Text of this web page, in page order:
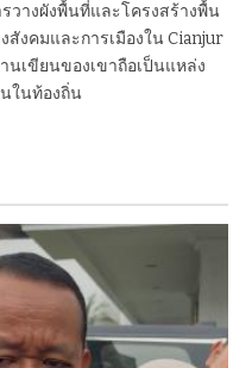
วางผังพื้นที่และโครงสร้างพื้น
สังคมและการเมืองใน Cianjur
นเขียนของเขาถือเป็นแหล่ง
ในท้องถิ่น